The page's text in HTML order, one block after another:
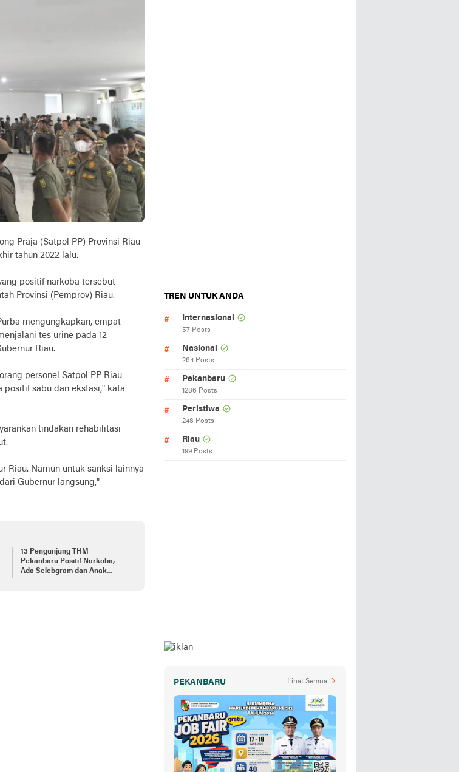
Praja (Satpol PP) Provinsi Riau
tahun 2022 lalu.
positif narkoba tersebut
Provinsi (Pemprov) Riau.
mengungkapkan, empat
tes urine pada 12
Riau.
personel Satpol PP Riau
positif sabu dan ekstasi," kata
tindakan rehabilitasi
Riau. Namun untuk sanksi lainnya
Gubernur langsung,"
13 Pengunjung THM
Pekanbaru Positif Narkoba,
Ada Selebgram dan Anak
TREN UNTUK ANDA
Internasional
57 Posts
Nasional
264 Posts
Pekanbaru
1286 Posts
Peristiwa
248 Posts
Riau
199 Posts
PEKANBARU Lihat Semua